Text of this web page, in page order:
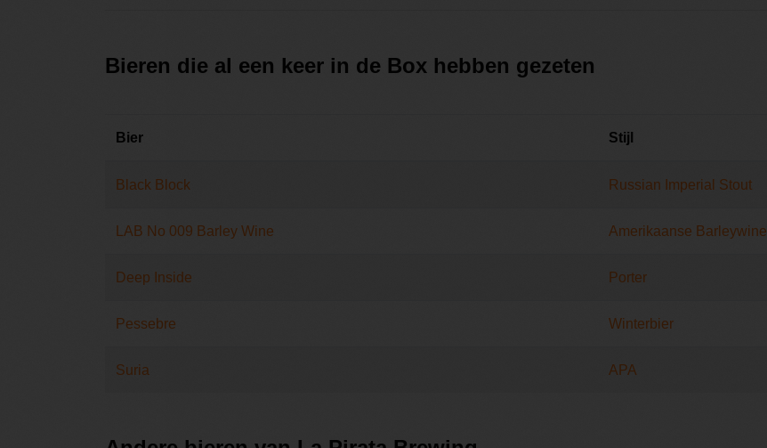
Bieren die al een keer in de Box hebben gezeten
Bier Stijl
Black Block Russian Imperial Stout
LAB No 009 Barley Wine Amerikaanse Barleywine
Deep Inside Porter
Pessebre Winterbier
Suria APA